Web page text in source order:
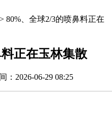
> 80%、全球2/3的喷鼻料正在
正在玉林集散
：2026-06-29 08:25